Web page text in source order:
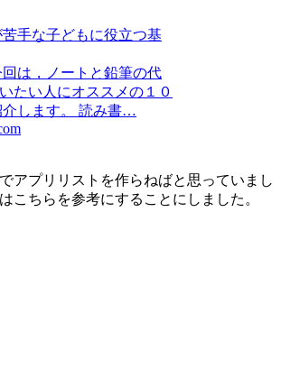
手な子どもに役立つ基
は，ノートと鉛筆の代
たい人にオススメの１０
介します。 読み書…
アプリリストを作らねばと思っていまし
こちらを参考にすることにしました。